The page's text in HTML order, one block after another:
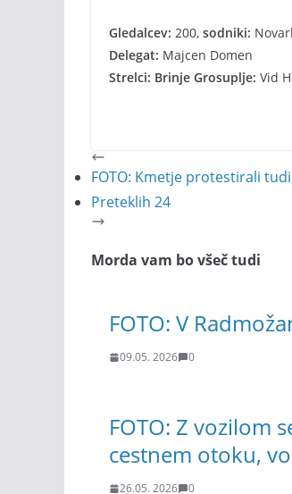
Gledalcev: 200, sodniki:
Delegat: Majcen Domen
Strelci: Brinje Grosuplje: Vid
FOTO: Kmetje protestirali
Preteklih 24
Morda vam bo všeč tudi
FOTO: V
09.05. 2026 0
FOTO: Z vozilom
cestnem otoku,
26.05. 2026 0